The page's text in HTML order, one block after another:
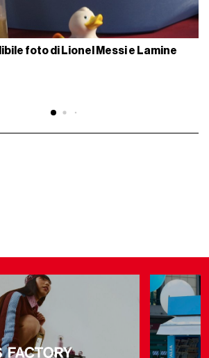
foto di Lionel Messi e Lamine